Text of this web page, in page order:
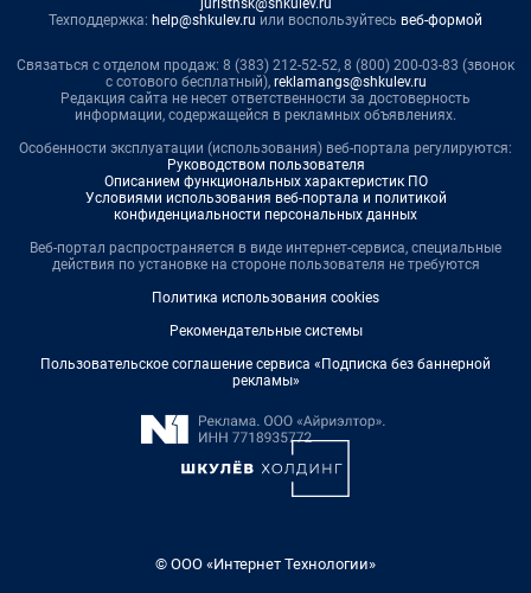
juristnsk@shkulev.ru
Техподдержка: help@shkulev.ru или воспользуйтесь веб-формой
Связаться с отделом продаж: 8 (383) 212-52-52, 8 (800) 200-03-83 (звонок
с сотового бесплатный), reklamangs@shkulev.ru
Редакция сайта не несет ответственности за достоверность
информации, содержащейся в рекламных объявлениях.
Особенности эксплуатации (использования) веб-портала регулируются:
Руководством пользователя
Описанием функциональных характеристик ПО
Условиями использования веб-портала и политикой
конфиденциальности персональных данных
Веб-портал распространяется в виде интернет-сервиса, специальные
действия по установке на стороне пользователя не требуются
Политика использования cookies
Рекомендательные системы
Пользовательское соглашение сервиса «Подписка без баннерной
рекламы»
© ООО «Интернет Технологии»